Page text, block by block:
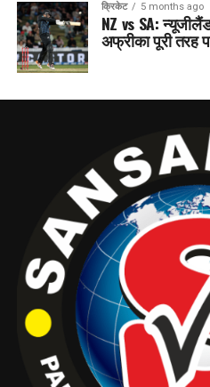
क्रिकेट 5 months ago
NZ vs SA:
अफ्रीका पूरी तरह